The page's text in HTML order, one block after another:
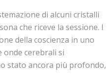
di alcuni cristalli
che riceve la sessione. I
della coscienza in uno
onde cerebrali si
stato ancora più profondo,